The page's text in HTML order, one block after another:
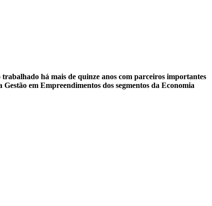
há mais de quinze anos com parceiros importantes
em Empreendimentos dos segmentos da Economia